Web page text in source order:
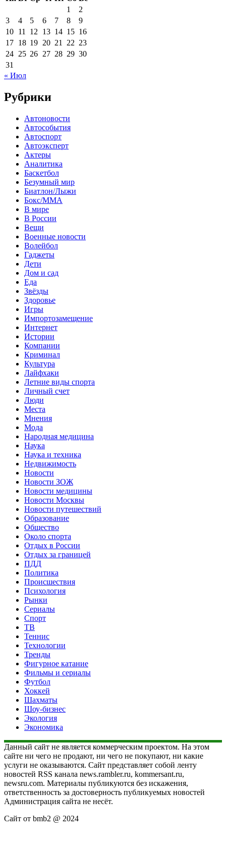
1
2
3
4 5 6 7 8
9
10 11 12 13 14 15 16
17 18 19 20 21 22 23
24 25 26 27 28 29 30
31
« Июл
Рубрики
Автоновости
Автособытия
Автоспорт
Автоэксперт
Актеры
Аналитика
Баскетбол
Безумный мир
Биатлон/Лыжи
Бокс/MMA
В мире
В России
Вещи
Военные новости
Волейбол
Гаджеты
Дети
Дом и сад
Еда
Звёзды
Здоровье
Игры
Импортозамещение
Интернет
Истории
Компании
Криминал
Культура
Лайфхаки
Летние виды спорта
Личный счет
Люди
Места
Мнения
Мода
Народная медицина
Наука
Наука и техника
Недвижимость
Новости
Новости ЗОЖ
Новости медицины
Новости Москвы
Новости путешествий
Образование
Общество
Около спорта
Отдых в России
Отдых за границей
ПДД
Политика
Происшествия
Психология
Рынки
Сериалы
Спорт
ТВ
Теннис
Технологии
Тренды
Фигурное катание
Фильмы и сериалы
Футбол
Хоккей
Шахматы
Шоу-бизнес
Экология
Экономика
Данный сайт не является коммерческим проектом. На этом
сайте ни чего не продают, ни чего не покупают, ни какие
услуги не оказываются. Сайт представляет собой ленту
новостей RSS канала news.rambler.ru, kommersant.ru,
newsru.com. Материалы публикуются без искажения,
ответственность за достоверность публикуемых новостей
Администрация сайта не несёт.
Сайт от bmb2 @ 2024